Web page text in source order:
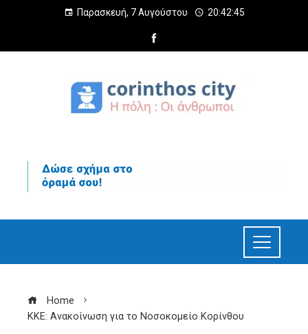
Παρασκευή, 7 Αυγούστου 20:42:47
Home
ΚΚΕ: Ανακοίνωση για το Νοσοκομείο Κορίνθου